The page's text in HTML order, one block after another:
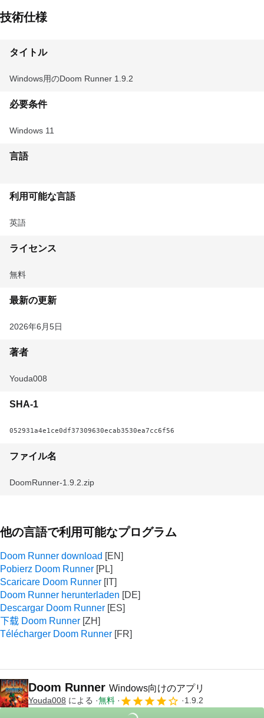
技術仕様
タイトル
Windows用のDoom Runner 1.9.2
必要条件
Windows 11
言語
利用可能な言語
英語
ライセンス
無料
最新の更新
2026年6月5日
著者
Youda008
SHA-1
052931a4e1ce0df37309630ecab3530ea7cc6f56
ファイル名
DoomRunner-1.9.2.zip
他の言語で利用可能なプログラム
Doom Runner download
Pobierz Doom Runner
Scaricare Doom Runner
Doom Runner herunterladen
Descargar Doom Runner
下载 Doom Runner
Télécharger Doom Runner
Doom Runner Windows向けのアプリ
Youda008 による 無料 1.9.2